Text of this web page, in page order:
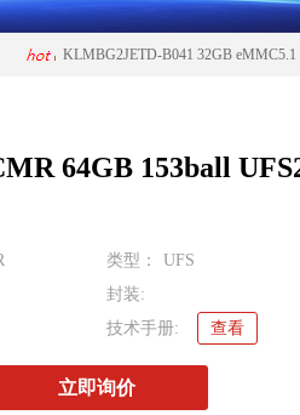
MTA32ATF4G64HZ-2G6B2
KLMBG2JETD-B041 32GB
MT53E512M64D4NK-046 WT:D
MTA32ATF4G64HZ-2G6B2
KLMBG2JETD-B041 32GB eMMC5.1
H26M74002HMR 64GB 153ball
MT53E512M64D4NK-046 WT:D
64GB 153ball
类型：
UFS
封装:
技术手册: 查看
立即询价